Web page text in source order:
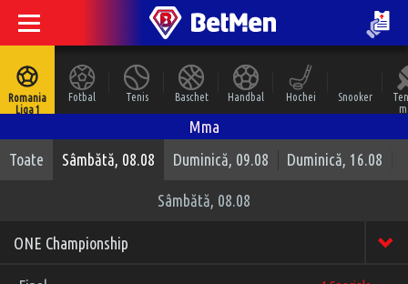
Romania
Liga 1
Fotbal Tenis Baschet Handbal Hochei Snooker
Mma
Toate
Sâmbătă, 08.08 Duminică, 09.08 Duminică, 16.08
Sâmbătă, 08.08
ONE Championship